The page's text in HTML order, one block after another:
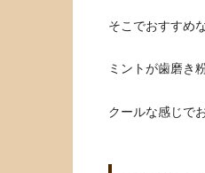
そこでおすすめ
ミントが歯磨き
クールな感じで